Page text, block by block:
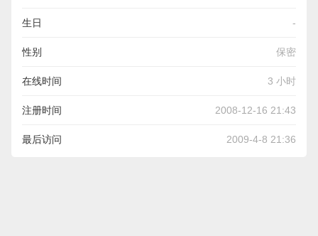
生日 -
性别 保密
在线时间 3 小时
注册时间 2008-12-16 21:43
最后访问 2009-4-8 21:36